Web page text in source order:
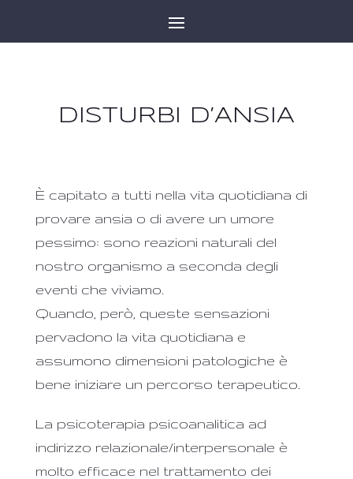
DISTURBI D’ANSIA
È capitato a tutti nella vita quotidiana di
provare ansia o di avere un umore
pessimo: sono reazioni naturali del
nostro organismo a seconda degli
eventi che viviamo.
Quando, però, queste sensazioni
pervadono la vita quotidiana e
assumono dimensioni patologiche è
bene iniziare un percorso terapeutico.
La psicoterapia psicoanalitica ad
indirizzo relazionale/interpersonale è
molto efficace nel trattamento dei